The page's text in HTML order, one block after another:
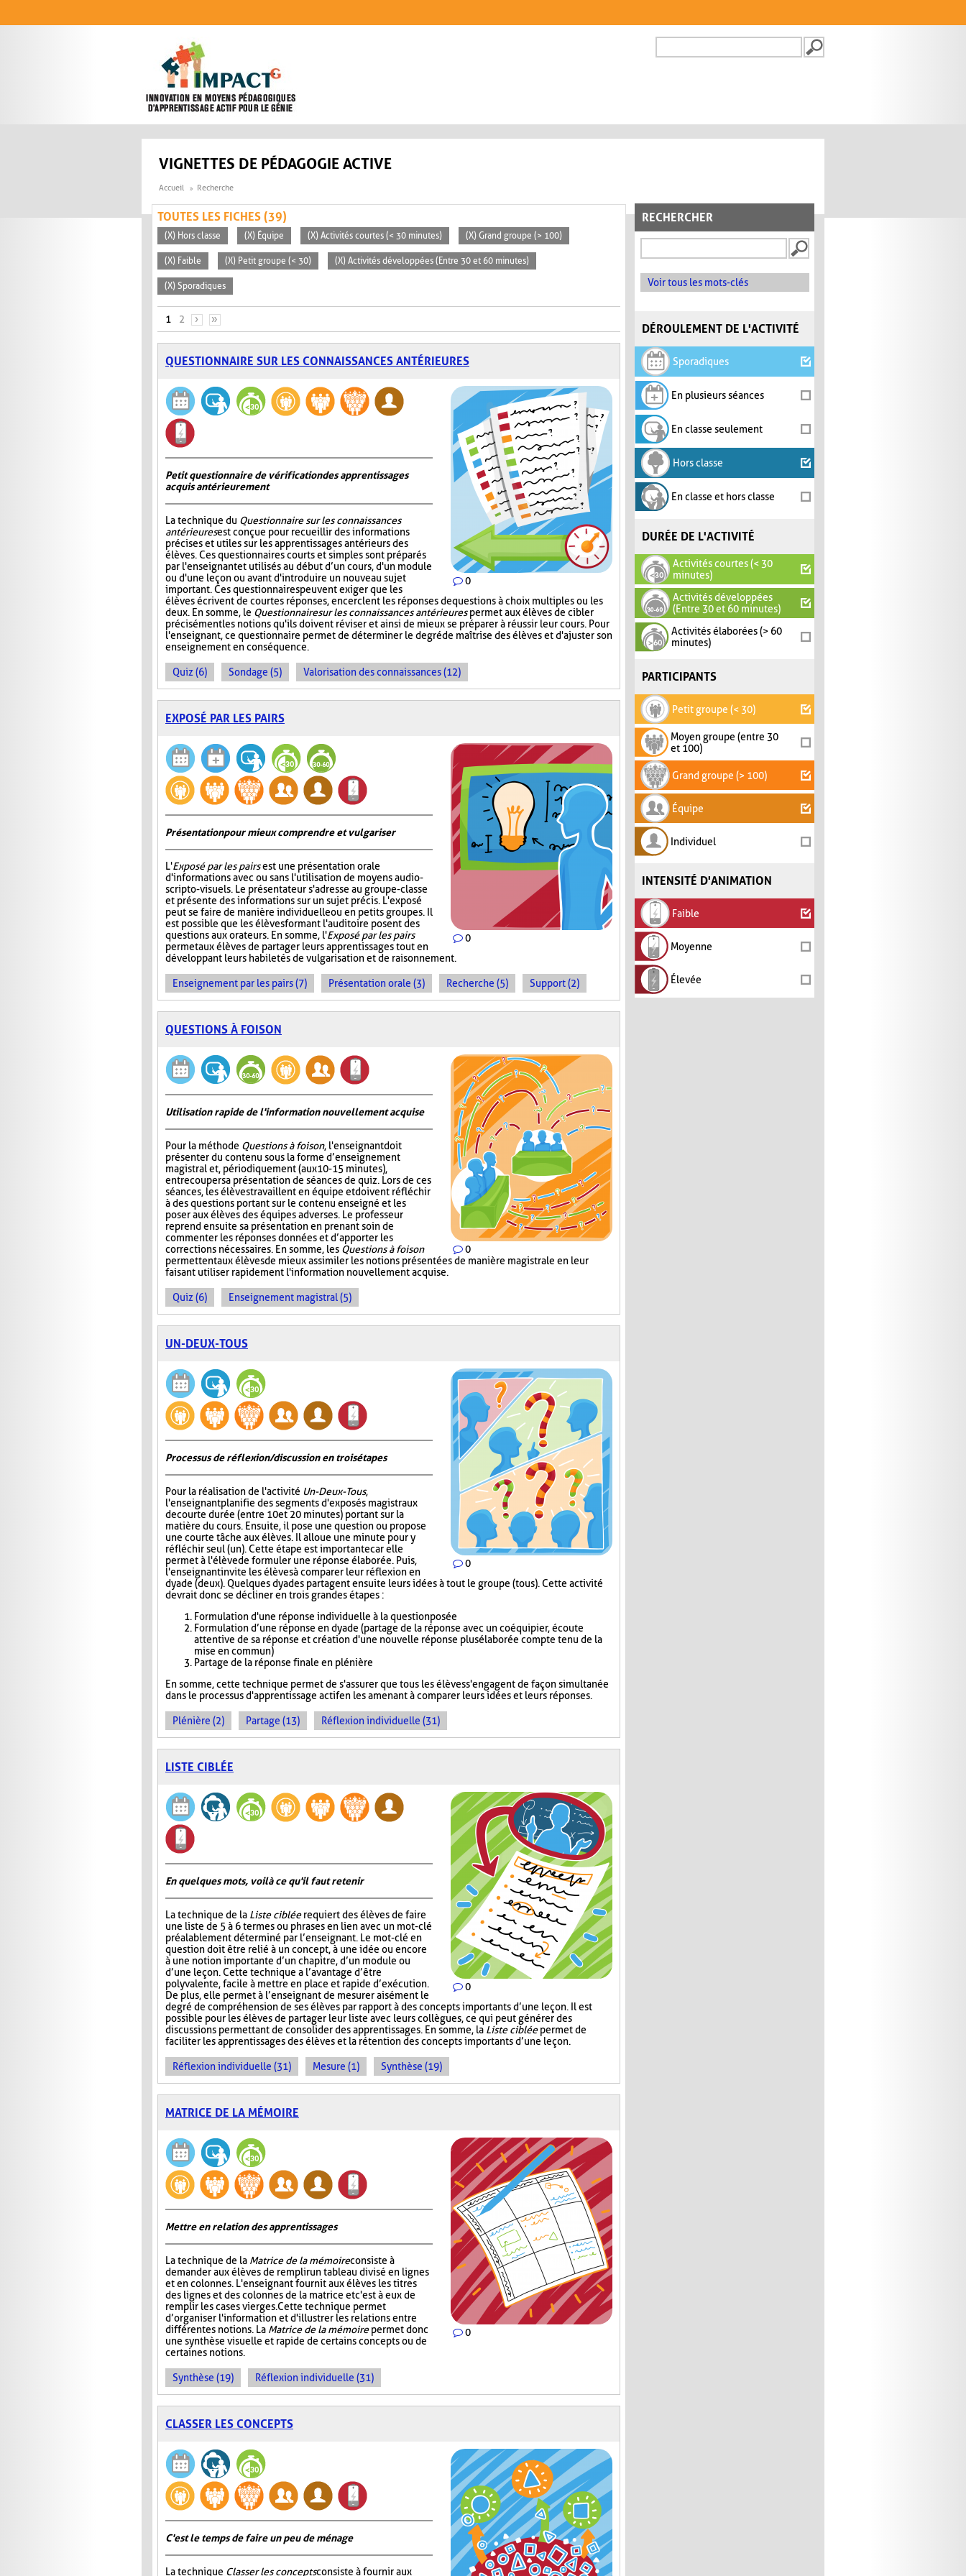
FORMULAIRE DE
VIGNETTES DE PÉDAGOGIE ACTIVE
Accueil Recherche
RECHERCHER
Voir tous les mots-clés
DÉROULEMENT DE L'ACTIVITÉ
Sporadiques
En plusieurs séances
En classe seulement
Hors classe
En classe et hors classe
DURÉE DE L'ACTIVITÉ
Activités courtes (< 30
minutes)
Activités développées
(Entre 30 et 60 minutes)
Activités élaborées (> 60
minutes)
PARTICIPANTS
Petit groupe (< 30)
Moyen groupe (entre 30
et 100)
Grand groupe (> 100)
Équipe
Individuel
INTENSITÉ D'ANIMATION
Faible
Moyenne
Élevée
TOUTES LES FICHES (39)
(X) Hors classe (X) Équipe (X) Activités courtes (< 30 minutes) (X) Grand groupe (> 100)
(X) Faible (X) Petit groupe (< 30) (X) Activités développées (Entre 30 et 60 minutes)
(X) Sporadiques
PAGES
1 2 › »
QUESTIONNAIRE SUR LES CONNAISSANCES ANTÉRIEURES
0
Petit questionnaire de vérification des apprentissages
acquis antérieurement
La technique du Questionnaire sur les connaissances
antérieuresest conçue pour recueillir des informations
précises et utiles sur les apprentissages antérieurs des
élèves. Ces questionnaires courts et simples sont préparés
par l'enseignant et utilisés au début d’un cours, d'un module
ou d'une leçon ou avant d'introduire un nouveau sujet
important. Ces questionnaires peuvent exiger que les
élèves écrivent de courtes réponses, encerclent les réponses de questions à choix multiples ou les
deux. En somme, le Questionnaire sur les connaissances antérieurespermet aux élèves de cibler
précisément les notions qu'ils doivent réviser et ainsi de mieux se préparer à réussir leur cours. Pour
l'enseignant, ce questionnaire permet de déterminer le degré de maîtrise des élèves et d'ajuster son
enseignement en conséquence.
Quiz (6) Sondage (5) Valorisation des connaissances (12)
EXPOSÉ PAR LES PAIRS
0
Présentation pour mieux comprendre et vulgariser
L'Exposé par les pairsest une présentation orale
d'informations avec ou sans l'utilisation de moyens audio-
scripto-visuels. Le présentateur s'adresse au groupe-classe
et présente des informations sur un sujet précis. L'exposé
peut se faire de manière individuelle ou en petits groupes. Il
est possible que les élèves formant l'auditoire posent des
questions aux orateurs. En somme, l'Exposé par les pairs
permet aux élèves de partager leurs apprentissages tout en
développant leurs habiletés de vulgarisation et de raisonnement.
Enseignement par les pairs (7) Présentation orale (3) Recherche (5) Support (2)
QUESTIONS À FOISON
0
Utilisation rapide de l'information nouvellement acquise
Pour la méthode Questions à foison, l'enseignant doit
présenter du contenu sous la forme d’enseignement
magistral et, périodiquement (aux 10-15 minutes),
entrecouper sa présentation de séances de quiz. Lors de ces
séances, les élèves travaillent en équipe et doivent réfléchir
à des questions portant sur le contenu enseigné et les
poser aux élèves des équipes adverses. Le professeur
reprend ensuite sa présentation en prenant soin de
commenter les réponses données et d’apporter les
corrections nécessaires. En somme, les Questions à foison
permettent aux élèves de mieux assimiler les notions présentées de manière magistrale en leur
faisant utiliser rapidement l'information nouvellement acquise.
Quiz (6) Enseignement magistral (5)
UN-DEUX-TOUS
0
Processus de réflexion/discussion en trois étapes
Pour la réalisation de l'activité Un-Deux-Tous,
l'enseignant planifie des segments d'exposés magistraux
de courte durée (entre 10 et 20 minutes) portant sur la
matière du cours. Ensuite, il pose une question ou propose
une courte tâche aux élèves. Il alloue une minute pour y
réfléchir seul (un). Cette étape est importante car elle
permet à l'élève de formuler une réponse élaborée. Puis,
l'enseignant invite les élèves à comparer leur réflexion en
dyade (deux). Quelques dyades partagent ensuite leurs idées à tout le groupe (tous). Cette activité
devrait donc se décliner en trois grandes étapes :
Formulation d'une réponse individuelle à la question posée
Formulation d’une réponse en dyade (partage de la réponse avec un coéquipier, écoute
attentive de sa réponse et création d'une nouvelle réponse plus élaborée compte tenu de la
mise en commun)
Partage de la réponse finale en plénière
En somme, cette technique permet de s'assurer que tous les élèves s'engagent de façon simultanée
dans le processus d'apprentissage actif en les amenant à comparer leurs idées et leurs réponses.
Plénière (2) Partage (13) Réflexion individuelle (31)
LISTE CIBLÉE
0
En quelques mots, voilà ce qu'il faut retenir
La technique de la Liste cibléerequiert des élèves de faire
une liste de 5 à 6 termes ou phrases en lien avec un mot-clé
préalablement déterminé par l’enseignant. Le mot-clé en
question doit être relié à un concept, à une idée ou encore
à une notion importante d’un chapitre, d’un module ou
d’une leçon. Cette technique a l’avantage d’être
polyvalente, facile à mettre en place et rapide d’exécution.
De plus, elle permet à l’enseignant de mesurer aisément le
degré de compréhension de ses élèves par rapport à des concepts importants d’une leçon. Il est
possible pour les élèves de partager leur liste avec leurs collègues, ce qui peut générer des
discussions permettant de consolider des apprentissages. En somme, la Liste cibléepermet de
faciliter les apprentissages des élèves et la rétention des concepts importants d’une leçon.
Réflexion individuelle (31) Mesure (1) Synthèse (19)
MATRICE DE LA MÉMOIRE
0
Mettre en relation des apprentissages
La technique de la Matrice de la mémoireconsiste à
demander aux élèves de remplir un tableau divisé en lignes
et en colonnes. L'enseignant fournit aux élèves les titres
des lignes et des colonnes de la matrice et c'est à eux de
remplir les cases vierges. Cette technique permet
d’organiser l'information et d'illustrer les relations entre
différentes notions. La Matrice de la mémoirepermet donc
une synthèse visuelle et rapide de certains concepts ou de
certaines notions.
Synthèse (19) Réflexion individuelle (31)
CLASSER LES CONCEPTS
C'est le temps de faire un peu de ménage
La technique Classer les conceptsconsiste à fournir aux